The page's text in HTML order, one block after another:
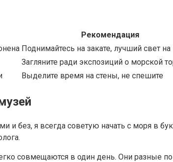
Рекомендация
Поднимайтесь на закате, лучший свет на
Загляните ради экспозиций о морской
Выделите время на стены, не спешите
и без, я всегда советую начать с моря в
совмещаются в один день. Они разные